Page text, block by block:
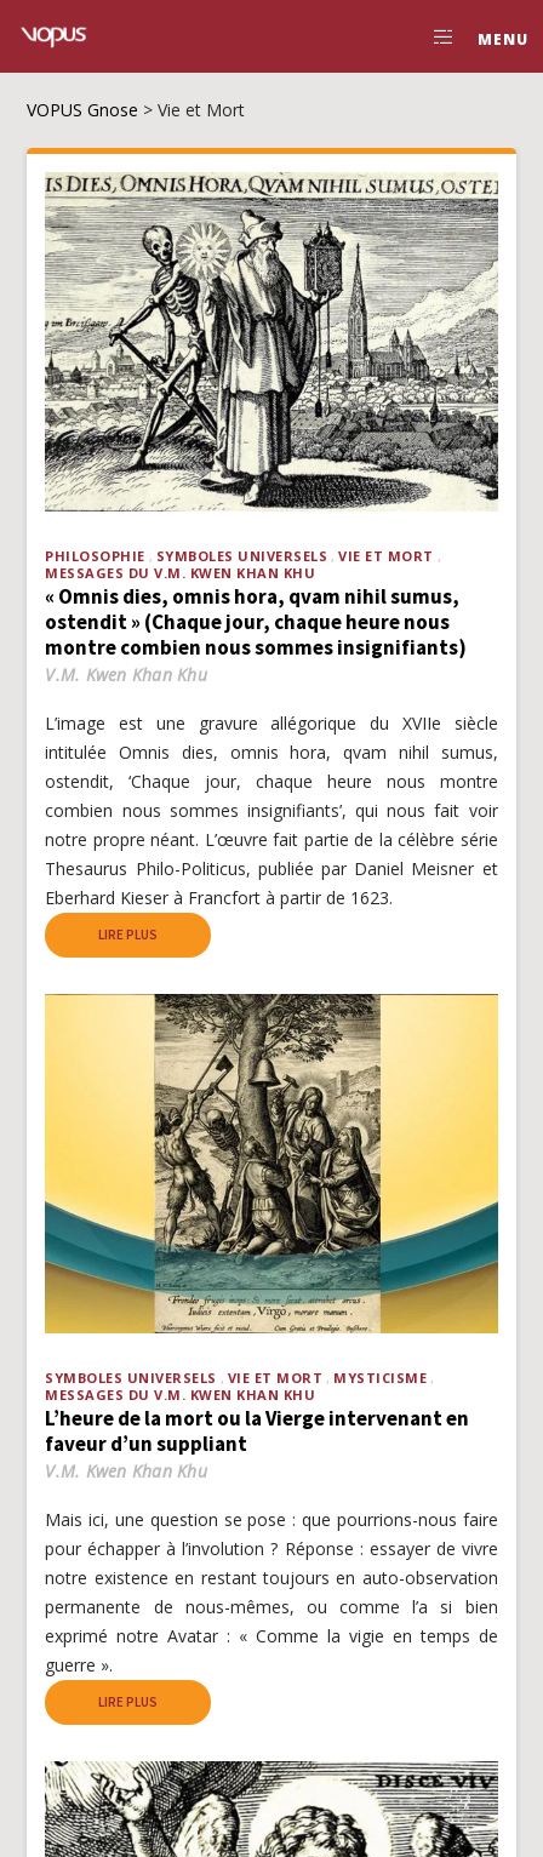
MENU
VOPUS Gnose >Vie et Mort
PHILOSOPHIE SYMBOLES UNIVERSELS
VIE ET MORT
MESSAGES DU V.M. KWEN KHAN KHU
« Omnis dies, omnis hora, qvam nihil sumus,
ostendit » (Chaque jour, chaque heure nous
montre combien nous sommes insignifiants)
V.M. Kwen Khan Khu
L’image est une gravure allégorique du XVIIe siècle
intitulée Omnis dies, omnis hora, qvam nihil sumus,
ostendit, ‘Chaque jour, chaque heure nous montre
combien nous sommes insignifiants’, qui nous fait voir
notre propre néant. L’œuvre fait partie de la célèbre série
Thesaurus Philo-Politicus, publiée par Daniel Meisner et
Eberhard Kieser à Francfort à partir de 1623.
LIRE PLUS
SYMBOLES UNIVERSELS VIE ET MORT
MYSTICISME
MESSAGES DU V.M. KWEN KHAN KHU
L’heure de la mort ou la Vierge intervenant en
faveur d’un suppliant
V.M. Kwen Khan Khu
Mais ici, une question se pose : que pourrions-nous faire
pour échapper à l’involution ? Réponse : essayer de vivre
notre existence en restant toujours en auto-observation
permanente de nous-mêmes, ou comme l’a si bien
exprimé notre Avatar : « Comme la vigie en temps de
guerre ».
LIRE PLUS